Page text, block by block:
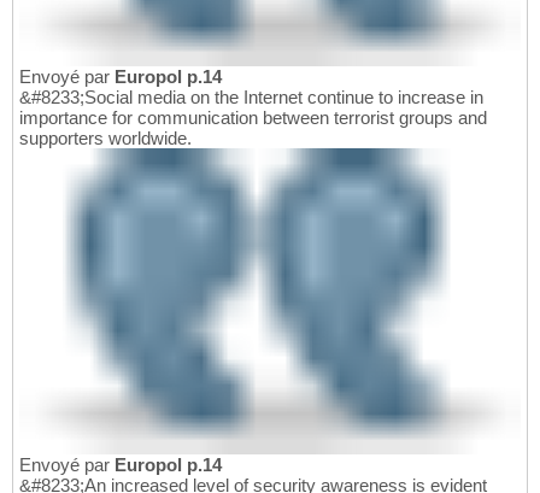
Envoyé par Europol p.14
&#8233;Social media on the Internet continue to increase in
importance for communication between terrorist groups and
supporters worldwide.
Envoyé par Europol p.14
&#8233;An increased level of security awareness is evident